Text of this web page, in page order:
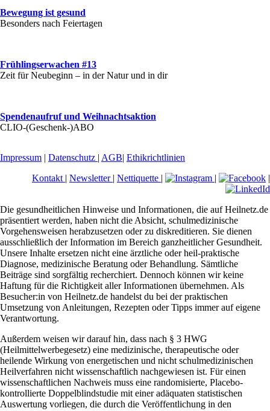
Bewegung ist gesund
Besonders nach Feiertagen
Frühlingserwachen #13
Zeit für Neubeginn – in der Natur und in dir
Spendenaufruf und Weihnachtsaktion
CLIO-(Geschenk-)ABO
Impressum | Datenschutz | AGB| Ethikrichtlinien
Kontakt | Newsletter | Nettiquette | | |
Die gesundheitlichen Hinweise und Informationen, die auf Heilnetz.de
präsentiert werden, haben nicht die Absicht, schulmedizinische
Vorgehensweisen herabzusetzen oder zu diskreditieren. Sie dienen
ausschließlich der Information im Bereich ganzheitlicher Gesundheit.
Unsere Inhalte ersetzen nicht eine ärztliche oder heil-praktische
Diagnose, medizinische Beratung oder Behandlung. Sämtliche
Beiträge sind sorgfältig recherchiert. Dennoch können wir keine
Haftung für die Richtigkeit aller Informationen übernehmen. Als
Besucher:in von Heilnetz.de handelst du bei der praktischen
Umsetzung von Anleitungen, Rezepten oder Tipps immer auf eigene
Verantwortung.
Außerdem weisen wir darauf hin, dass nach § 3 HWG
(Heilmittelwerbegesetz) eine medizinische, therapeutische oder
heilende Wirkung von energetischen und nicht schulmedizinischen
Heilverfahren nicht wissenschaftlich nachgewiesen ist. Für einen
wissenschaftlichen Nachweis muss eine randomisierte, Placebo-
kontrollierte Doppelblindstudie mit einer adäquaten statistischen
Auswertung vorliegen, die durch die Veröffentlichung in den